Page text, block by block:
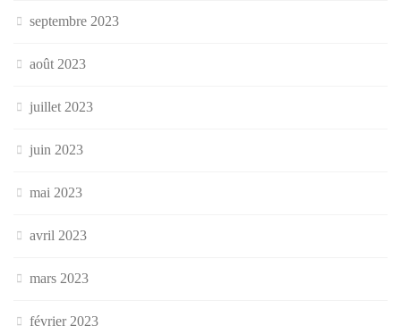
septembre 2023
août 2023
juillet 2023
juin 2023
mai 2023
avril 2023
mars 2023
février 2023